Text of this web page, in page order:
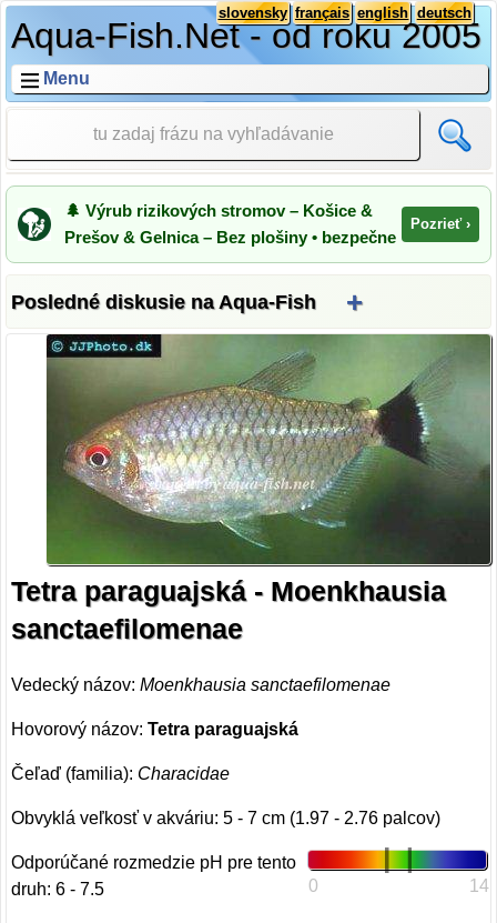
Aqua-Fish.Net - od roku 2005
deutsch
english
français
slovensky
Menu
🌲 Výrub rizikových stromov – Košice &
Prešov & Gelnica – Bez plošiny • bezpečne
Pozrieť ›
Posledné diskusie na Aqua-Fish +
Tetra paraguajská - Moenkhausia
sanctaefilomenae
Vedecký názov:Moenkhausia sanctaefilomenae
Hovorový názov:Tetra paraguajská
Čeľaď (familia): Characidae
Obvyklá veľkosť v akváriu: 5 - 7 cm (1.97 - 2.76 palcov)
0 14
Odporúčané rozmedzie pH pre tento
druh: 6 - 7.5